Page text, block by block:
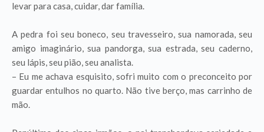
levar para casa, cuidar, dar família.
A pedra foi seu boneco, seu travesseiro, sua namorada, seu
amigo imaginário, sua pandorga, sua estrada, seu caderno,
seu lápis, seu pião, seu analista.
– Eu me achava esquisito, sofri muito com o preconceito por
guardar entulhos no quarto. Não tive berço, mas carrinho de
mão.